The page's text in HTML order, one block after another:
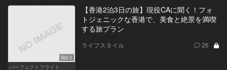
Vol.1
パーフェクトフライト
【香港2泊3日の旅】現役CAに聞く！フォ
トジェニックな香港で、美食と絶景を満喫
する旅プラン
ライフスタイル 26